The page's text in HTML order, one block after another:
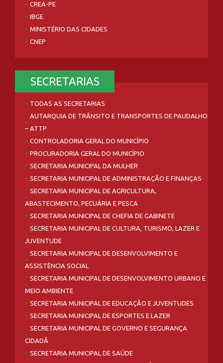
CREA-PE
IBGE
MINISTÉRIO DAS CIDADES
CNEP
SECRETARIAS
TODAS AS SECRETARIAS
AUTARQUIA DE TRÂNSITO E TRANSPORTES DE PAUDALHO
– ATTP
CONTROLADORIA GERAL DO MUNICÍPIO
PROCURADORIA GERAL DO MUNICÍPIO
SECRETARIA MUNICIPAL DA MULHER
SECRETARIA MUNICIPAL DE ADMINISTRAÇÃO E FINANÇAS
SECRETARIA MUNICIPAL DE AGRICULTURA,
ABASTECIMENTO, PECUÁRIA E PESCA
SECRETARIA MUNICIPAL DE CHEFIA DE GABINETE
SECRETARIA MUNICIPAL DE CULTURA, TURISMO, LAZER E
JUVENTUDE
SECRETARIA MUNICIPAL DE DESENVOLVIMENTO E
ASSISTÊNCIA SOCIAL
SECRETARIA MUNICIPAL DE DESENVOLVIMENTO URBANO E
MEIO AMBIENTE
SECRETARIA MUNICIPAL DE EDUCAÇÃO E JUVENTUDES
SECRETARIA MUNICIPAL DE ESPORTES E LAZER
SECRETARIA MUNICIPAL DE GOVERNO E SEGURANÇA
CIDADÃ
SECRETARIA MUNICIPAL DE SAÚDE